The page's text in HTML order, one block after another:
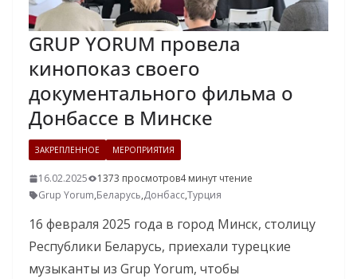
GRUP YORUM провела
кинопоказ своего
документального фильма о
Донбассе в Минске
ЗАКРЕПЛЕННОЕ МЕРОПРИЯТИЯ
16.02.2025 1373 просмотров4 минут чтение
Grup Yorum,Беларусь,Донбасс,Турция
16 февраля 2025 года в город Минск, столицу
Республики Беларусь, приехали турецкие
музыканты из Grup Yorum, чтобы